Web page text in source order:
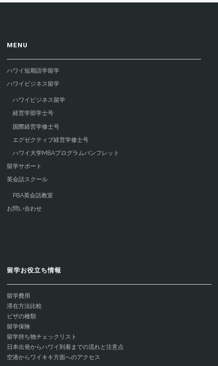
MENU
ハワイ短期語学留学
ハワイビジネス留学
ハワイビジネス留学
経営学部学士号
国際経営学修士号
エグゼクティブ経営学修士号
ハワイ大学MBAプログラムパンフレット
留学サポート
英会話スクール
PBA英会話教室
お問い合わせ
留学お役立ち情報
留学費用
滞在方法比較
ビザの種類
留学保険
留学持ち物チェックリスト
日本出発からハワイ到着までの流れと注意点
空港からワイキキ方面へのアクセス